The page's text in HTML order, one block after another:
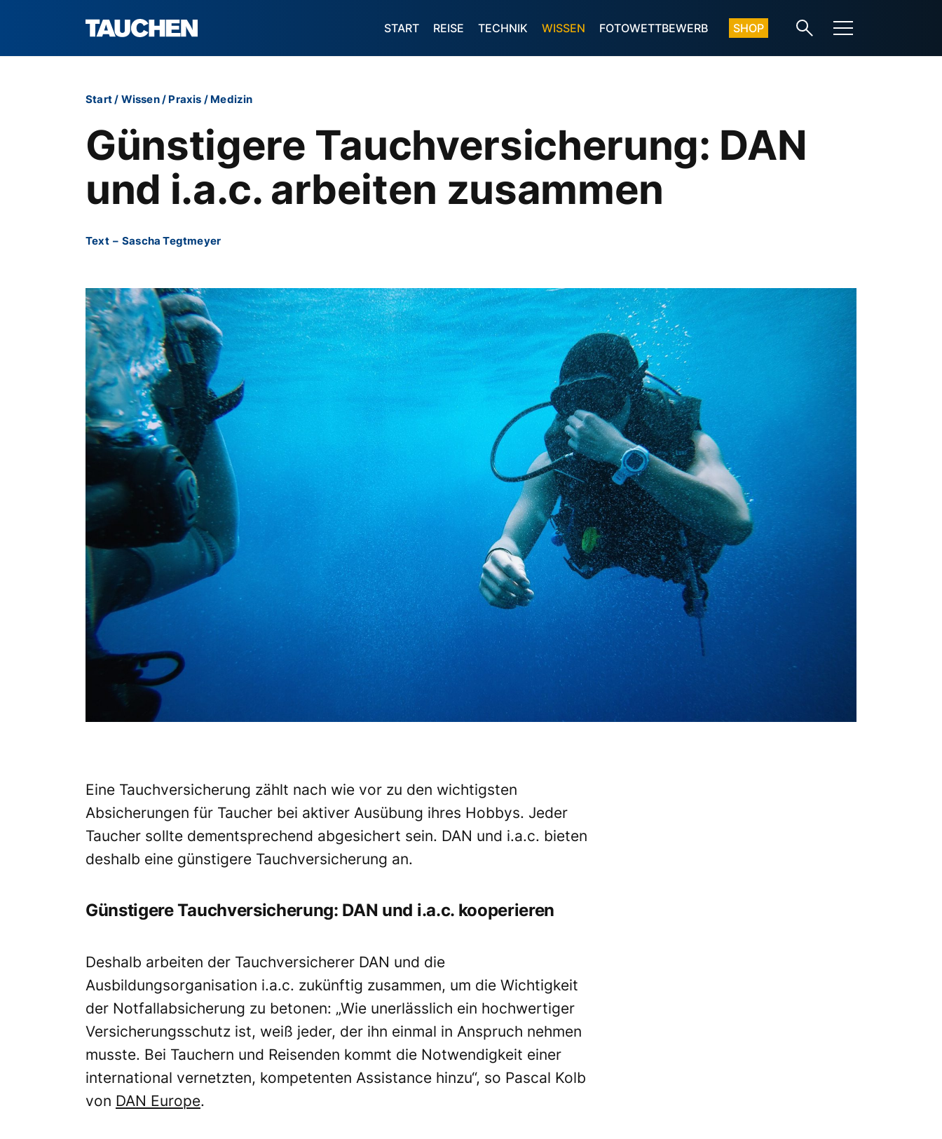
START REISE TECHNIK WISSEN FOTOWETTBEWERB SHOP
Start/ Wissen/ Praxis / Medizin
Günstigere Tauchversicherung: DAN
und i.a.c. arbeiten zusammen
Text – Sascha Tegtmeyer
Eine Tauchversicherung zählt nach wie vor zu den wichtigsten
Absicherungen für Taucher bei aktiver Ausübung ihres Hobbys. Jeder
Taucher sollte dementsprechend abgesichert sein. DAN und i.a.c. bieten
deshalb eine günstigere Tauchversicherung an.
Günstigere Tauchversicherung: DAN und i.a.c. kooperieren
Deshalb arbeiten der Tauchversicherer DAN und die
Ausbildungsorganisation i.a.c. zukünftig zusammen, um die Wichtigkeit
der Notfallabsicherung zu betonen: „Wie unerlässlich ein hochwertiger
Versicherungsschutz ist, weiß jeder, der ihn einmal in Anspruch nehmen
musste. Bei Tauchern und Reisenden kommt die Notwendigkeit einer
international vernetzten, kompetenten Assistance hinzu“, so Pascal Kolb
von DAN Europe.